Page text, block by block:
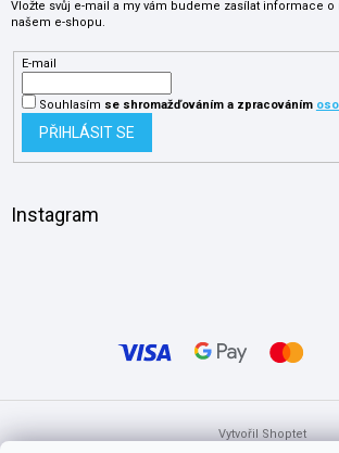
Vložte svůj e-mail a my vám budeme zasílat informace
našem e-shopu.
E-mail
Souhlasím se shromažďováníma zpracováním
PŘIHLÁSIT SE
Instagram
Vytvořil Shoptet